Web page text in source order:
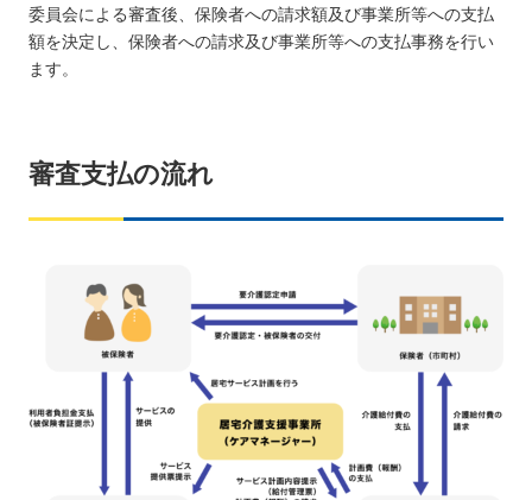
委員会による審査後、保険者への請求額及び事業所等への支払
額を決定し、保険者への請求及び事業所等への支払事務を行い
ます。
審査支払の流れ